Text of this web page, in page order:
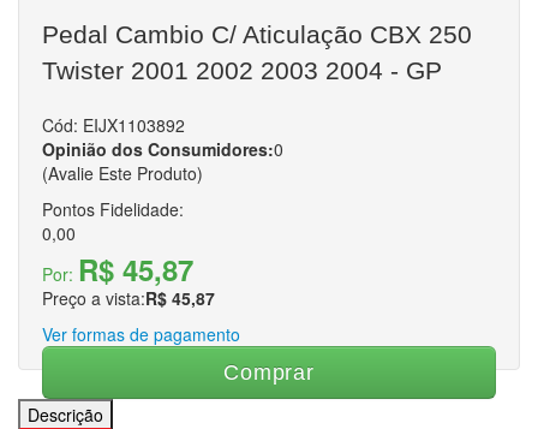
Guidom
Intercomunicador
Mochilas
Outros
Baús e Bagageiros Baús e Bagageiros
Baús e Bagageiros
Alças e Bagageiros
Mochilas Térmicas
Suportes
Capacetes
Capacetes
Capacetes
Capacetes Bike
Capacetes Cross
Pedal Cambio C/ Aticulação CBX 250
Twister 2001 2002 2003 2004 - GP
Cód: EIJX1103892
Opinião dos Consumidores:0
(Avalie Este Produto)
Pontos Fidelidade:
0,00
Por: R$ 45,87
Preço a vista:R$ 45,87
Ver formas de pagamento
Comprar
Descrição